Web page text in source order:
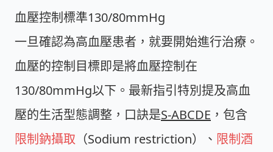
血壓控制標準130/80mmHg
一旦確認為高血壓患者，就要開始進行治療。
血壓的控制目標即是將血壓控制在
130/80mmHg以下。最新指引特別提及高血
壓的生活型態調整，口訣是S-ABCDE ，包含
限制鈉攝取 （Sodium restriction）、 限制酒